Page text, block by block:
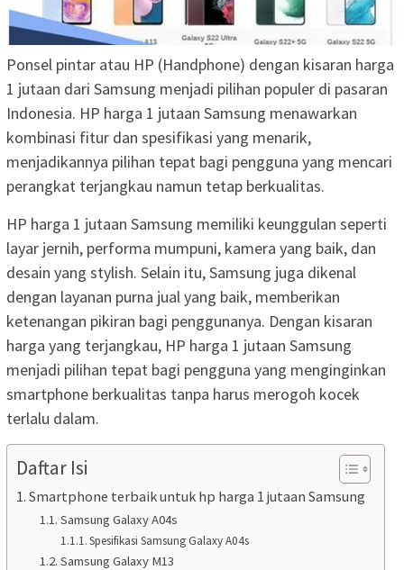
Ponsel pintar atau HP (Handphone) dengan kisaran harga
1 jutaan dari Samsung menjadi pilihan populer di pasaran
Indonesia. HP harga 1 jutaan Samsung menawarkan
kombinasi fitur dan spesifikasi yang menarik,
menjadikannya pilihan tepat bagi pengguna yang mencari
perangkat terjangkau namun tetap berkualitas.
HP harga 1 jutaan Samsung memiliki keunggulan seperti
layar jernih, performa mumpuni, kamera yang baik, dan
desain yang stylish. Selain itu, Samsung juga dikenal
dengan layanan purna jual yang baik, memberikan
ketenangan pikiran bagi penggunanya. Dengan kisaran
harga yang terjangkau, HP harga 1 jutaan Samsung
menjadi pilihan tepat bagi pengguna yang menginginkan
smartphone berkualitas tanpa harus merogoh kocek
terlalu dalam.
Daftar Isi
Smartphone terbaik untuk hp harga 1 jutaan Samsung
Samsung Galaxy A04s
Spesifikasi Samsung Galaxy A04s
Samsung Galaxy M13